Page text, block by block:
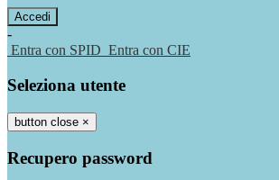
-
Entra con SPID Entra con CIE
Seleziona utente
button close ×
Recupero password